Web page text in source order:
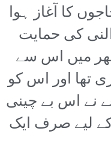
کا آغاز ہوا
کی حمایت
میں اس سے
تھا اور اس کو
نے اس بے چینی
لیے صرف ایک